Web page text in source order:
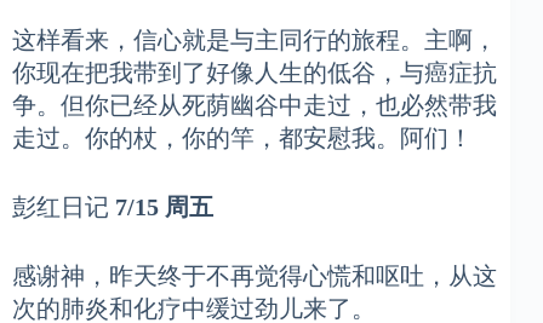
这样看来，信心就是与主同行的旅程。主啊，
你现在把我带到了好像人生的低谷，与癌症抗
争。但你已经从死荫幽谷中走过，也必然带我
走过。你的杖，你的竿，都安慰我。阿们！
彭红日记 7/15 周五
感谢神，昨天终于不再觉得心慌和呕吐，从这
次的肺炎和化疗中缓过劲儿来了。